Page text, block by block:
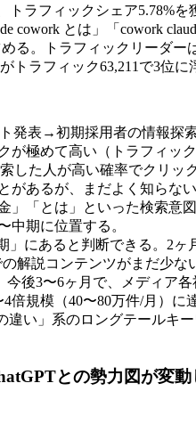
ラフィックシェア5.78%を
cowork とは」「cowork
る。トラフィックリーダー
トラフィック63,211で3位に
発表→初期採用者の情報探
が極めて高い（トラフィッ
した人が高い確率でクリッ
があるが、まだよく知らな
」「とは」といった検索意
期に位置する。
」にあると判断できる。2ヶ
解説コンテンツがまだ少な
今後3〜6ヶ月で、メディア
倍規模（40〜80万件/月）に
違い」系のロングテールキ
との勢力図が変動